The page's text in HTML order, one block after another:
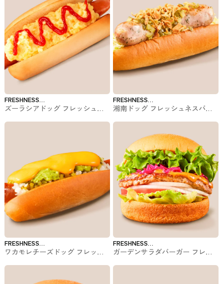
FRESHNESS
BURGER
ズーラシアドッグ フレッシュネ
FRESHNESS
BURGER
湘南ドッグ フレッシュネスバー
FRESHNESS
BURGER
ワカモレチーズドッグ フレッシ
FRESHNESS
BURGER
ガーデンサラダバーガー フレッ